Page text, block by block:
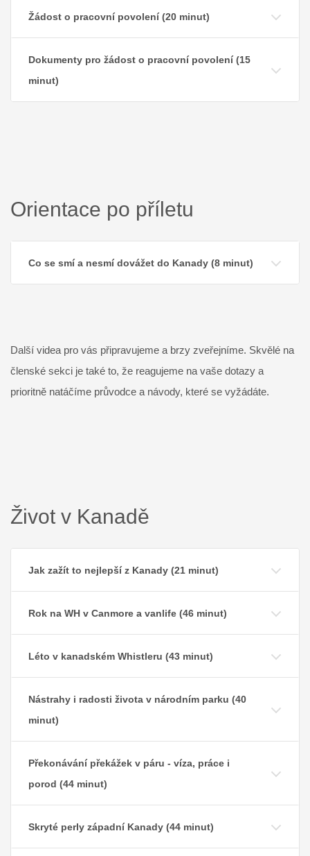
Žádost o pracovní povolení (20 minut)
Dokumenty pro žádost o pracovní povolení (15
minut)
Orientace po příletu
Co se smí a nesmí dovážet do Kanady (8 minut)
Další videa pro vás připravujeme a brzy zveřejníme. Skvělé na
členské sekci je také to, že reagujeme na vaše dotazy a
prioritně natáčíme průvodce a návody, které se vyžádáte.
Život v Kanadě
Jak zažít to nejlepší z Kanady (21 minut)
Rok na WH v Canmore a vanlife (46 minut)
Léto v kanadském Whistleru (43 minut)
Nástrahy i radosti života v národním parku (40
minut)
Překonávání překážek v páru - víza, práce i
porod (44 minut)
Skryté perly západní Kanady (44 minut)